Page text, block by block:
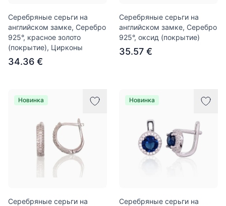
Серебряные серьги на
английском замке, Серебро
925°, красное золото
(покрытие), Цирконы
34.36 €
Серебряные серьги на
английском замке, Серебро
925°, оксид (покрытие)
35.57 €
Новинка
Серебряные серьги на
Новинка
Серебряные серьги на